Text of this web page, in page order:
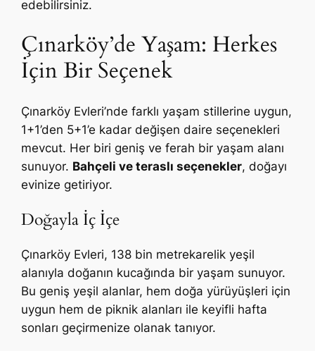
edebilirsiniz.
Çınarköy’de Yaşam: Herkes
İçin Bir Seçenek
Çınarköy Evleri’nde farklı yaşam stillerine uygun,
1+1’den 5+1’e kadar değişen daire seçenekleri
mevcut. Her biri geniş ve ferah bir yaşam alanı
sunuyor. Bahçeli ve teraslı seçenekler, doğayı
evinize getiriyor.
Doğayla İç İçe
Çınarköy Evleri, 138 bin metrekarelik yeşil
alanıyla doğanın kucağında bir yaşam sunuyor.
Bu geniş yeşil alanlar, hem doğa yürüyüşleri için
uygun hem de piknik alanları ile keyifli hafta
sonları geçirmenize olanak tanıyor.